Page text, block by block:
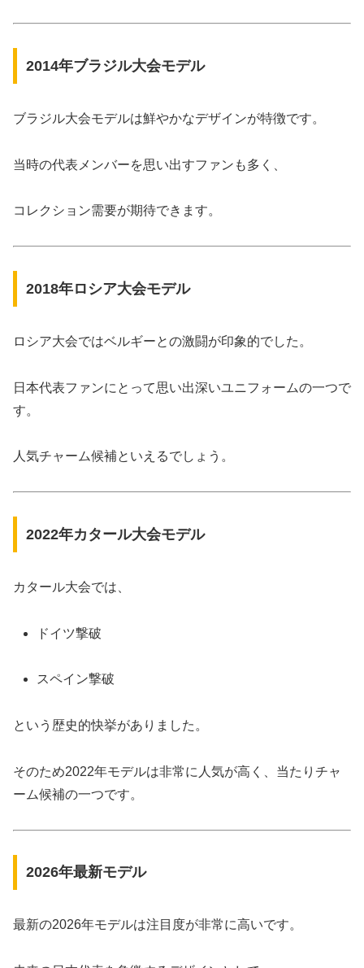
2014年ブラジル大会モデル
ブラジル大会モデルは鮮やかなデザインが特徴です。
当時の代表メンバーを思い出すファンも多く、
コレクション需要が期待できます。
2018年ロシア大会モデル
ロシア大会ではベルギーとの激闘が印象的でした。
日本代表ファンにとって思い出深いユニフォームの一つで
す。
人気チャーム候補といえるでしょう。
2022年カタール大会モデル
カタール大会では、
ドイツ撃破
スペイン撃破
という歴史的快挙がありました。
そのため2022年モデルは非常に人気が高く、当たりチャ
ーム候補の一つです。
2026年最新モデル
最新の2026年モデルは注目度が非常に高いです。